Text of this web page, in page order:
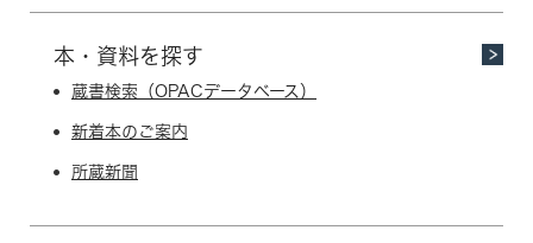
本・資料を探す
蔵書検索（OPACデータベース）
新着本のご案内
所蔵新聞